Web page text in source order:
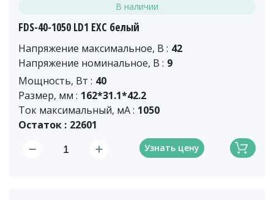
В наличии
FDS-40-1050 LD1 EXC белый
Напряжение максимальное, В : 42
Напряжение номинальное, В : 9
Мощность, Вт : 40
Размер, мм : 162*31.1*42.2
Ток максимальный, мА : 1050
Остаток : 22601
Узнать цену